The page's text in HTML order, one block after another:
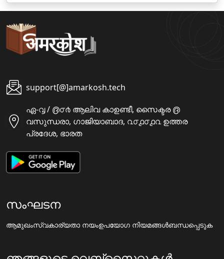
support[@]amarkosh.tech
ഏ-൮ / ൫൦൪ ആലിവ കാഉണ്ടീ, സൈക്ടര ൫
വസുന്ധരാ, ഗാജിയാബാദ, ൨൦൧൦൧൨ ഉത്തര
പ്രദേശ, ഭാരത
സംഘടന
ആമുഖംസ്വകാര്യതാ നയംഉപയോഗ നിയമങ്ങൾബന്ധപ്പെടുക